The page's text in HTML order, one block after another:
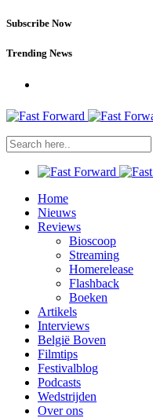
Subscribe Now
Trending News
Home
Nieuws
Reviews
Bioscoop
Streaming
Homerelease
Flashback
Boeken
Artikels
Interviews
België Boven
Filmtips
Festivalblog
Podcasts
Wedstrijden
Over ons